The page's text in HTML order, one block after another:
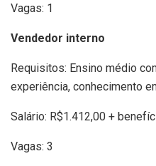
Vagas: 1
Vendedor interno
Requisitos: Ensino médio
experiência, conhecimento
Salário: R$1.412,00 +
Vagas: 3